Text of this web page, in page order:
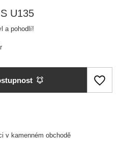
U135
a pohodlí!
v kamenném obchodě